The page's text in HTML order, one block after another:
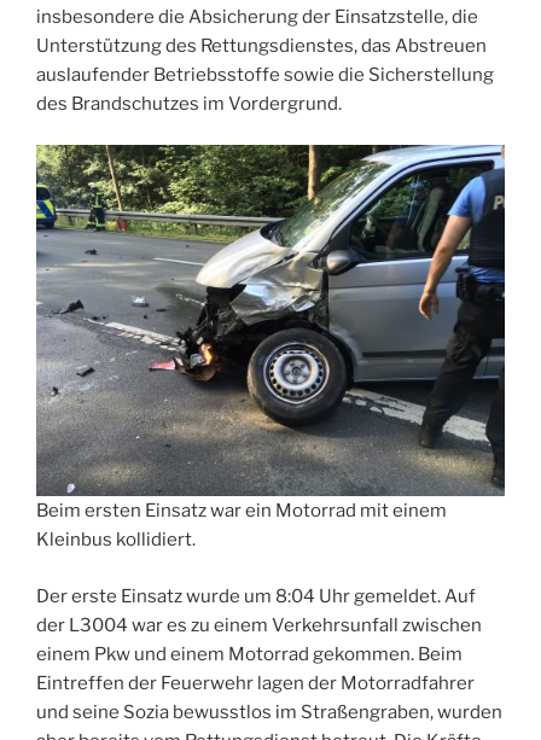
insbesondere die Absicherung der Einsatzstelle, die
Unterstützung des Rettungsdienstes, das Abstreuen
auslaufender Betriebsstoffe sowie die Sicherstellung
des Brandschutzes im Vordergrund.
Beim ersten Einsatz war ein Motorrad mit einem
Kleinbus kollidiert.
Der erste Einsatz wurde um 8:04 Uhr gemeldet. Auf
der L3004 war es zu einem Verkehrsunfall zwischen
einem Pkw und einem Motorrad gekommen. Beim
Eintreffen der Feuerwehr lagen der Motorradfahrer
und seine Sozia bewusstlos im Straßengraben, wurden